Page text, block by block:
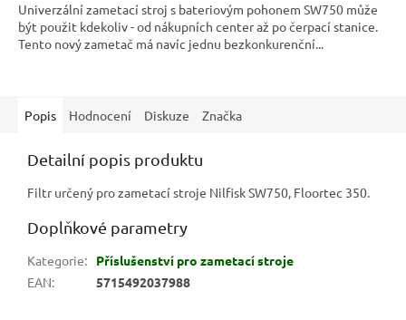
Univerzální zametací stroj s bateriovým pohonem SW750 může
být použit kdekoliv - od nákupních center až po čerpací stanice.
Tento nový zametač má navíc jednu bezkonkurenční...
Popis Hodnocení Diskuze Značka
Detailní popis produktu
Filtr určený pro zametací stroje Nilfisk SW750, Floortec 350.
Doplňkové parametry
Kategorie:
Příslušenství pro zametací stroje
EAN: 5715492037988